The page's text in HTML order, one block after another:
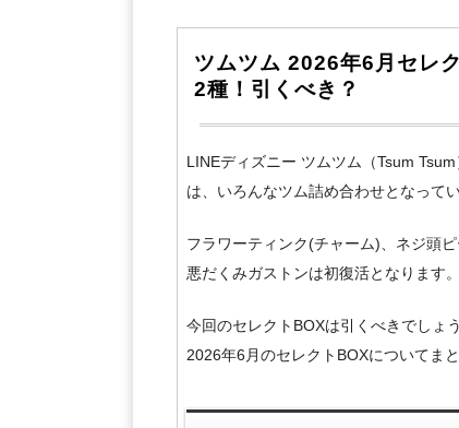
ツムツム 2026年6月セレ
2種！引くべき？
LINEディズニー ツムツム（Tsum
は、いろんなツム詰め合わせとなってい
フラワーティンク(チャーム)、ネジ頭
悪だくみガストンは初復活となります。
今回のセレクトBOXは引くべきでしょ
2026年6月のセレクトBOXについてまと